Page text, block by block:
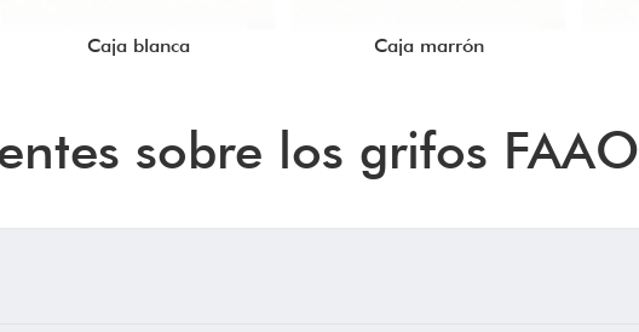
Caja blanca Caja marrón
sobre los grifos FAAO